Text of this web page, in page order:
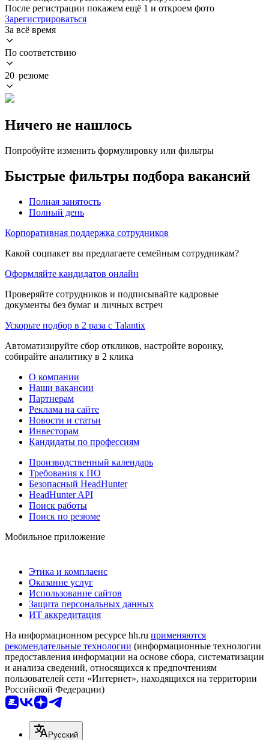
После регистрации покажем ещё 1 и откроем фото
Зарегистрироваться
За всё время
По соответствию
20 резюме
Ничего не нашлось
Попробуйте изменить формулировку или фильтры
Быстрые фильтры подбора вакансий
Полная занятость
Полный день
Корпоративная поддержка сотрудников
Какой соцпакет вы предлагаете семейным сотрудникам?
Оформляйте кандидатов онлайн
Проверяйте сотрудников и подписывайте кадровые
документы без бумаг и личных встреч
Ускорьте подбор в 2 раза с Talantix
Автоматизируйте сбор откликов, настройте воронку,
собирайте аналитику в 2 клика
О компании
Наши вакансии
Партнерам
Реклама на сайте
Новости и статьи
Инвесторам
Кандидаты по профессиям
Производственный календарь
Требования к ПО
Безопасный HeadHunter
HeadHunter API
Поиск работы
Поиск по резюме
Мобильное приложение
Этика и комплаенс
Оказание услуг
Использование сайтов
Защита персональных данных
ИТ аккредитация
На информационном ресурсе hh.ru применяются
рекомендательные технологии (информационные технологии
предоставления информации на основе сбора, систематизации
и анализа сведений, относящихся к предпочтениям
пользователей сети «Интернет», находящихся на территории
Российской Федерации)
Русский